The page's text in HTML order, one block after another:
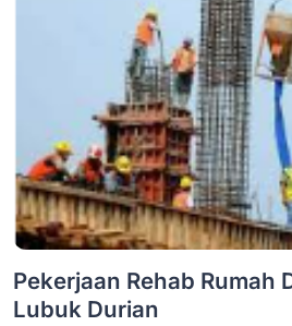
Pekerjaan Rehab Rumah
Lubuk Durian